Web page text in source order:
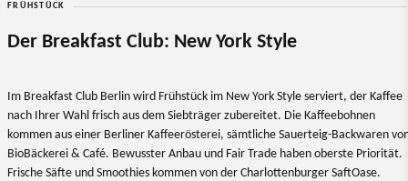
FRÜHSTÜCK
Der Breakfast Club: New York Style
Im Breakfast Club Berlin wird Frühstück im New York Style serviert, der Kaffee
nach Ihrer Wahl frisch aus dem Siebträger zubereitet. Die Kaffeebohnen
kommen aus einer Berliner Kaffeerösterei, sämtliche Sauerteig-Backwaren
BioBäckerei & Café. Bewusster Anbau und Fair Trade haben oberste Priorität.
Frische Säfte und Smoothies kommen von der Charlottenburger SaftOase.